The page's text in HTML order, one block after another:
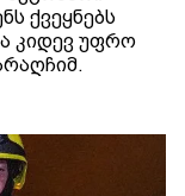
ქვეყნებს
კიდევ უფრო